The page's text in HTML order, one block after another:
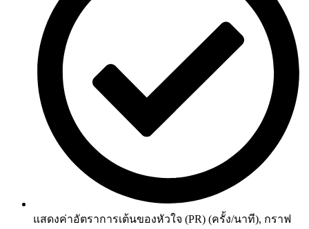
แสดงค่าอัตราการเต้นของหัวใจ (PR) (ครั้ง/นาที), กราฟ